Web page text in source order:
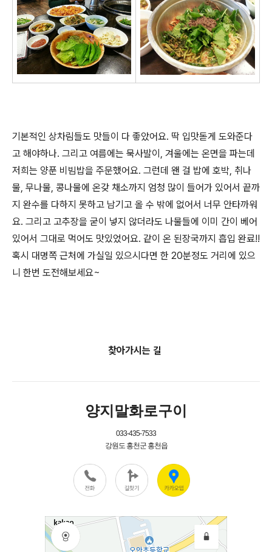
기본적인 상차림들도 맛들이 다 좋았어요. 딱 입맛돋게 도와준다
고 해야하나. 그리고 여름에는 묵사발이, 겨울에는 온면을 파는데
저희는 양푼 비빔밥을 주문했어요. 그런데 왠 걸 밥에 호박, 취나
물, 무나물, 콩나물에 온갖 채소까지 엄청 많이 들어가 있어서 끝까
지 완수를 다하지 못하고 남기고 올 수 밖에 없어서 너무 안타까워
요. 그리고 고추장을 굳이 넣지 않더라도 나물들에 이미 간이 베어
있어서 그대로 먹어도 맛있었어요. 같이 온 된장국까지 흡입 완료!!
혹시 대명쪽 근처에 가실일 있으시다면 한 20분정도 거리에 있으
니 한번 도전해보세요~
찾아가시는 길